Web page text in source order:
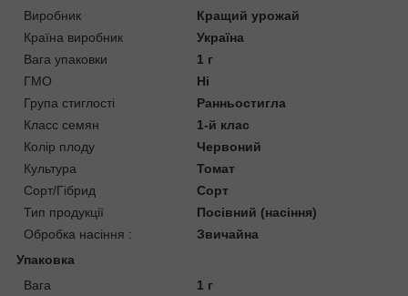
Виробник
Кращий урожай
Країна виробник
Україна
Вага упаковки
1 г
ГМО
Ні
Група стиглості
Ранньостигла
Класс семян
1-й клас
Колір плоду
Червоний
Культура
Томат
Сорт/Гібрид
Сорт
Тип продукції
Посівний (насіння)
Обробка насіння :
Звичайна
Упаковка
Вага
1 г